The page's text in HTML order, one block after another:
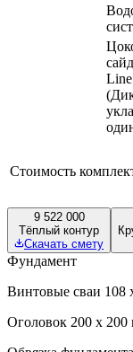
Стоимость
9 522 000
Тёплый контур
Скачать смету
Фундамент
Винтовые сваи 108
Оголовок 200 х